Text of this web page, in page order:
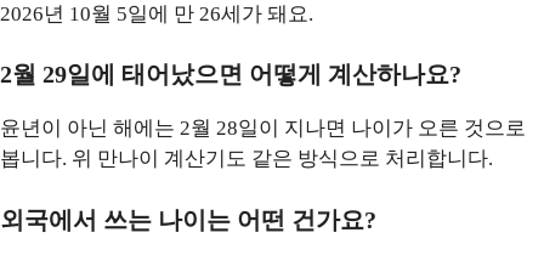
2026년 10월 5일에 만 26세가 돼요.
2월 29일에 태어났으면 어떻게 계산하나요?
윤년이 아닌 해에는 2월 28일이 지나면 나이가 오른 것으로
봅니다. 위 만나이 계산기도 같은 방식으로 처리합니다.
외국에서 쓰는 나이는 어떤 건가요?